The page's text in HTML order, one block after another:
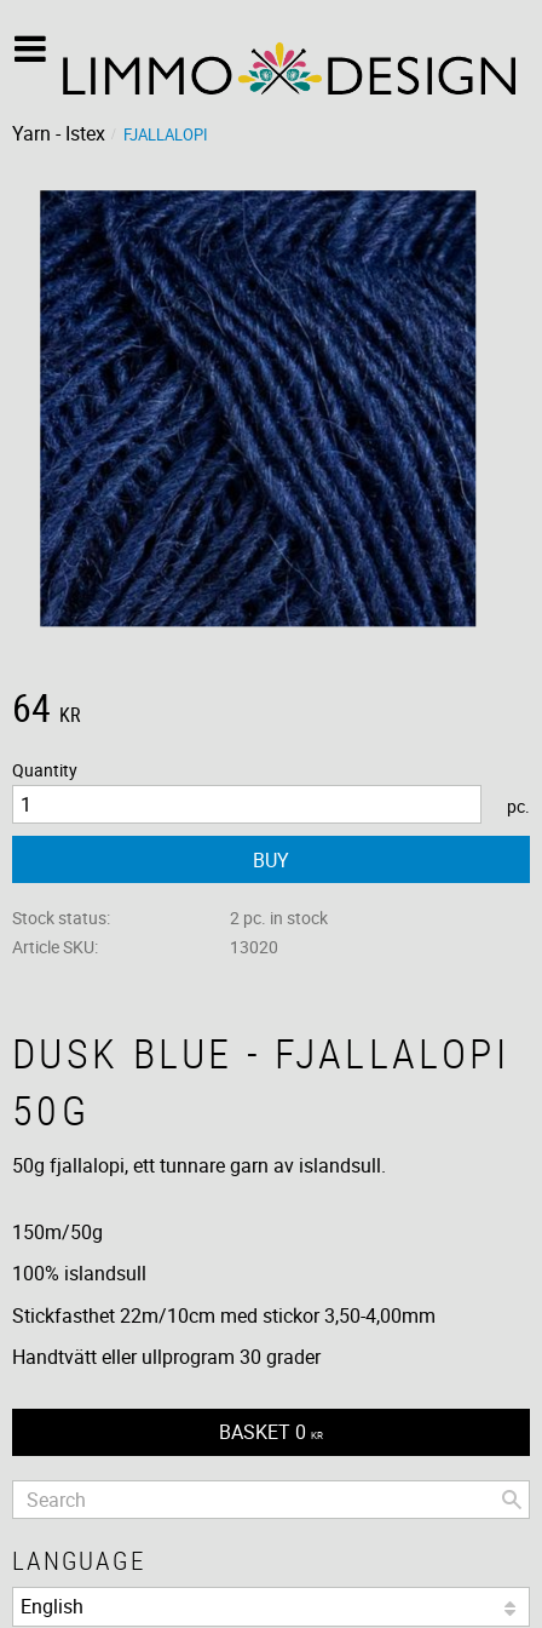
Yarn - Istex FJALLALOPI
64 KR
Quantity
pc.
BUY
Stock status
2 pc. in stock
Article SKU
13020
DUSK BLUE - FJALLALOPI
50G
50g fjallalopi, ett tunnare garn av islandsull.
150m/50g
100% islandsull
Stickfasthet 22m/10cm med stickor 3,50-4,00mm
Handtvätt eller ullprogram 30 grader
BASKET 0 KR
LANGUAGE